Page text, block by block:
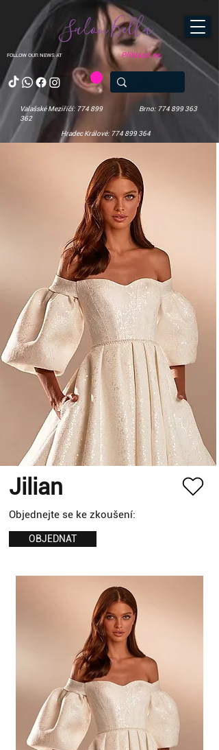
FOLLOW OUR NEWS AT
Salon Bella
Valašské Meziříčí: 774 899
362
Brno: 774 899 363
Hradec Králové: 774 899 364
Přihlásit se
Jilian
Objednejte se ke zkoušení:
OBJEDNAT